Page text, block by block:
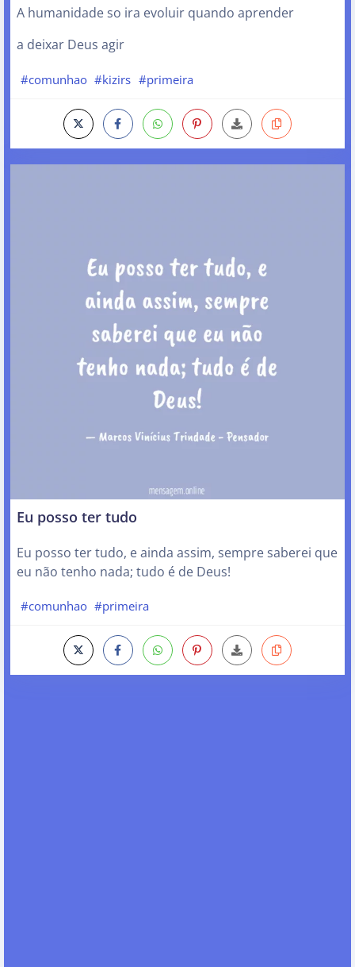
A humanidade so ira evoluir quando aprender
a deixar Deus agir
#comunhao #kizirs #primeira
Eu posso ter tudo
Eu posso ter tudo, e ainda assim, sempre saberei que
eu não tenho nada; tudo é de Deus!
#comunhao #primeira